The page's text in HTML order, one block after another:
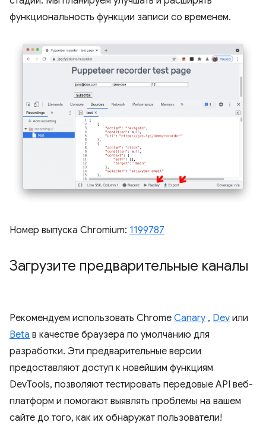
функциональность функции записи со временем.
Номер выпуска Chromium: 1199787
Загрузите предварительные каналы
Рекомендуем использовать Chrome Canary , Dev или
Beta в качестве браузера по умолчанию для
разработки. Эти предварительные версии
предоставляют доступ к новейшим функциям
DevTools, позволяют тестировать передовые API веб-
платформ и помогают выявлять проблемы на вашем
сайте до того, как их обнаружат пользователи!